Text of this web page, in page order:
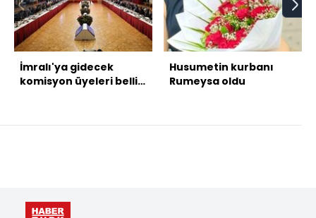
İmralı'ya gidecek
komisyon üyeleri belli
Husumetin kurbanı
Rumeysa oldu